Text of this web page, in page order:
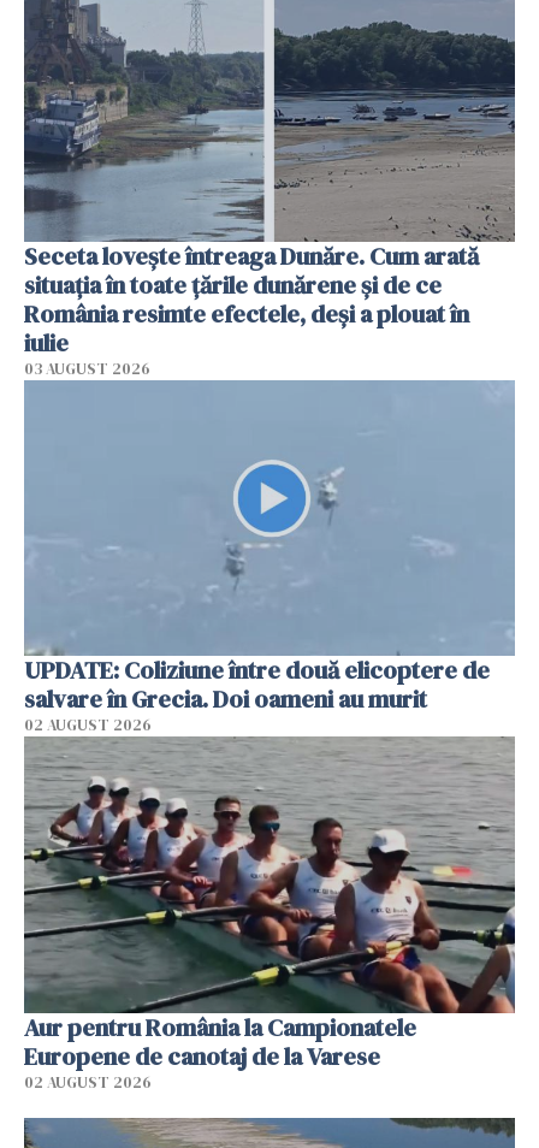
Seceta lovește întreaga Dunăre. Cum arată
situația în toate țările dunărene și de ce
România resimte efectele, deși a plouat în
iulie
03 AUGUST 2026
UPDATE: Coliziune între două elicoptere de
salvare în Grecia. Doi oameni au murit
02 AUGUST 2026
Aur pentru România la Campionatele
Europene de canotaj de la Varese
02 AUGUST 2026